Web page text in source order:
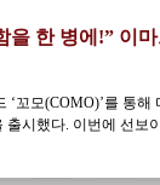
한 병에!” 이마
‘꼬모(COMO)’를 통해
시했다. 이번에 선보